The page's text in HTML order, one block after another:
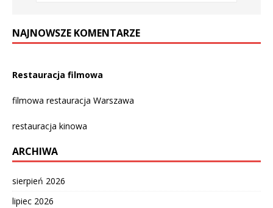
NAJNOWSZE KOMENTARZE
Restauracja filmowa
filmowa restauracja Warszawa
restauracja kinowa
ARCHIWA
sierpień 2026
lipiec 2026